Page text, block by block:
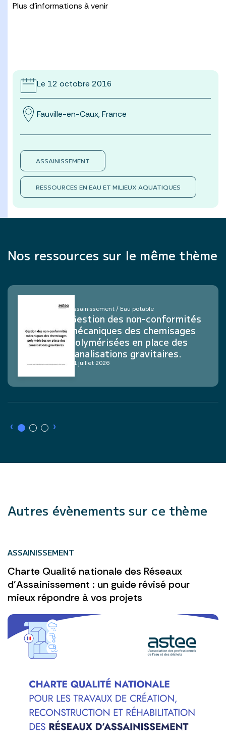
Plus d’informations à venir
Le 12 octobre 2016
Fauville-en-Caux, France
ASSAINISSEMENT
RESSOURCES EN EAU ET MILIEUX AQUATIQUES
Nos ressources sur le même thème
Assainissement / Eau potable
Gestion des non-conformités
mécaniques des chemisages
polymérisées en place des
canalisations gravitaires.
21 juillet 2026
› ›
Autres évènements sur ce thème
ASSAINISSEMENT
Charte Qualité nationale des Réseaux
d’Assainissement : un guide révisé pour
mieux répondre à vos projets